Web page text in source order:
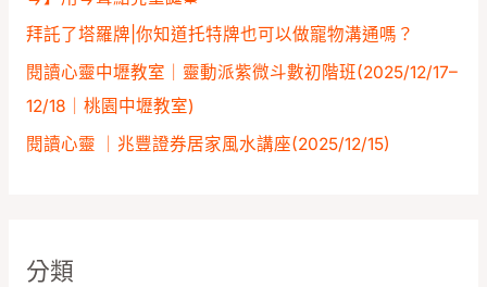
拜託了塔羅牌|你知道托特牌也可以做寵物溝通嗎？
閱讀心靈中壢教室｜靈動派紫微斗數初階班(2025/12/17–
12/18｜桃園中壢教室)
閱讀心靈 ｜兆豐證券居家風水講座️(2025/12/15)
分類